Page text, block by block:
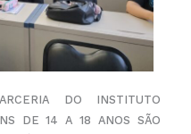
DO INSTITUTO
DE 14 A 18 ANOS SÃO